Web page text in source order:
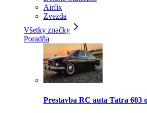
Airfix
Zvezda
Všetky značky
Poradňa
Prestavba RC auta Tatra 603